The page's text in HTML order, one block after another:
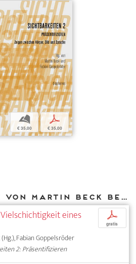
b
€ 35,00
p
€ 35,00
Weitere Texte von Martin Beck bei DIAPHANES
eines
Fabian Goppelsröder
2: Präsentifizieren
p
gratis